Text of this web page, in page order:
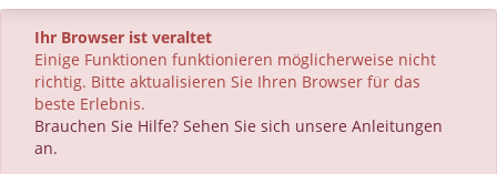
Ihr Browser ist veraltet
Einige Funktionen funktionieren möglicherweise nicht
richtig. Bitte aktualisieren Sie Ihren Browser für das
beste Erlebnis.
Brauchen Sie Hilfe? Sehen Sie sich unsere Anleitungen
an.